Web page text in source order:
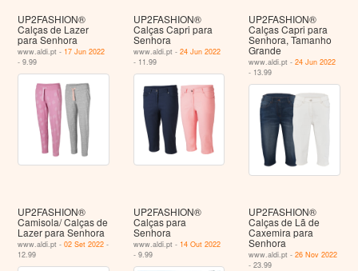
UP2FASHION®
Calças de Lazer
para Senhora
www.aldi.pt - 17 Jun 2022
- 9.99
UP2FASHION®
Calças Capri para
Senhora
www.aldi.pt - 24 Jun 2022
- 11.99
UP2FASHION®
Calças Capri para
Senhora, Tamanho
Grande
www.aldi.pt -24 Jun 2022
- 13.99
UP2FASHION®
Camisola/ Calças de
Lazer para Senhora
www.aldi.pt -02 Set 2022 -
12.99
UP2FASHION®
Calças para
Senhora
www.aldi.pt - 14 Out 2022
- 9.99
UP2FASHION®
Calças de Lã de
Caxemira para
Senhora
www.aldi.pt -26 Nov 2022
- 23.99